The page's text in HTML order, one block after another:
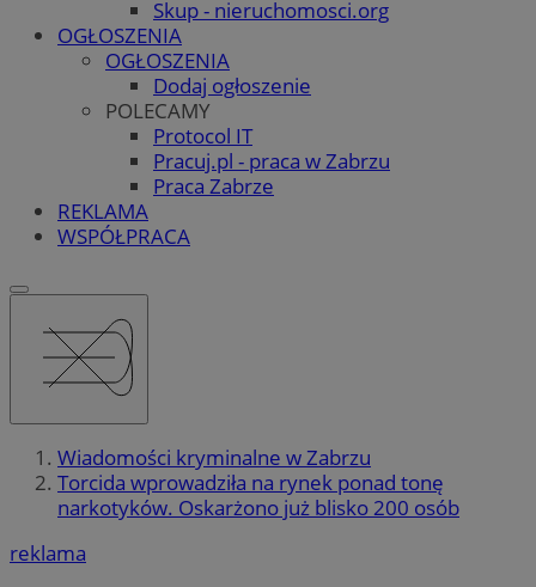
Skup - nieruchomosci.org
OGŁOSZENIA
OGŁOSZENIA
Dodaj ogłoszenie
POLECAMY
Protocol IT
Pracuj.pl - praca w Zabrzu
Praca Zabrze
REKLAMA
WSPÓŁPRACA
Wiadomości kryminalne w Zabrzu
Torcida wprowadziła na rynek ponad tonę
narkotyków. Oskarżono już blisko 200 osób
reklama